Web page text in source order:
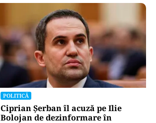
POLITICĂ
Ciprian Șerban îl acuză pe Ilie
Bolojan de dezinformare în